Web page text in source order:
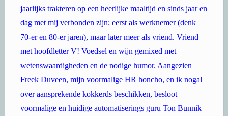
jaarlijks trakteren op een heerlijke maaltijd en sinds jaar en
dag met mij verbonden zijn; eerst als werknemer (denk
70-er en 80-er jaren), maar later meer als vriend. Vriend
met hoofdletter V! Voedsel en wijn gemixed met
wetenswaardigheden en de nodige humor. Aangezien
Freek Duveen, mijn voormalige HR honcho, en ik nogal
over aansprekende kokkerds beschikken, besloot
voormalige en huidige automatiserings guru Ton Bunnik